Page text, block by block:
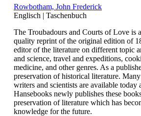
Rowbotham, John Frederick
Englisch | Taschenbuch
The Troubadours and Courts of Love is
quality reprint of the original edition of
editor of the literature on different topic
and science, travel and expeditions,
medicine, and other genres. As a
preservation of historical literature.
writers and scientists are available today
Hansebooks newly publishes these
preservation of literature which has
knowledge for the future.